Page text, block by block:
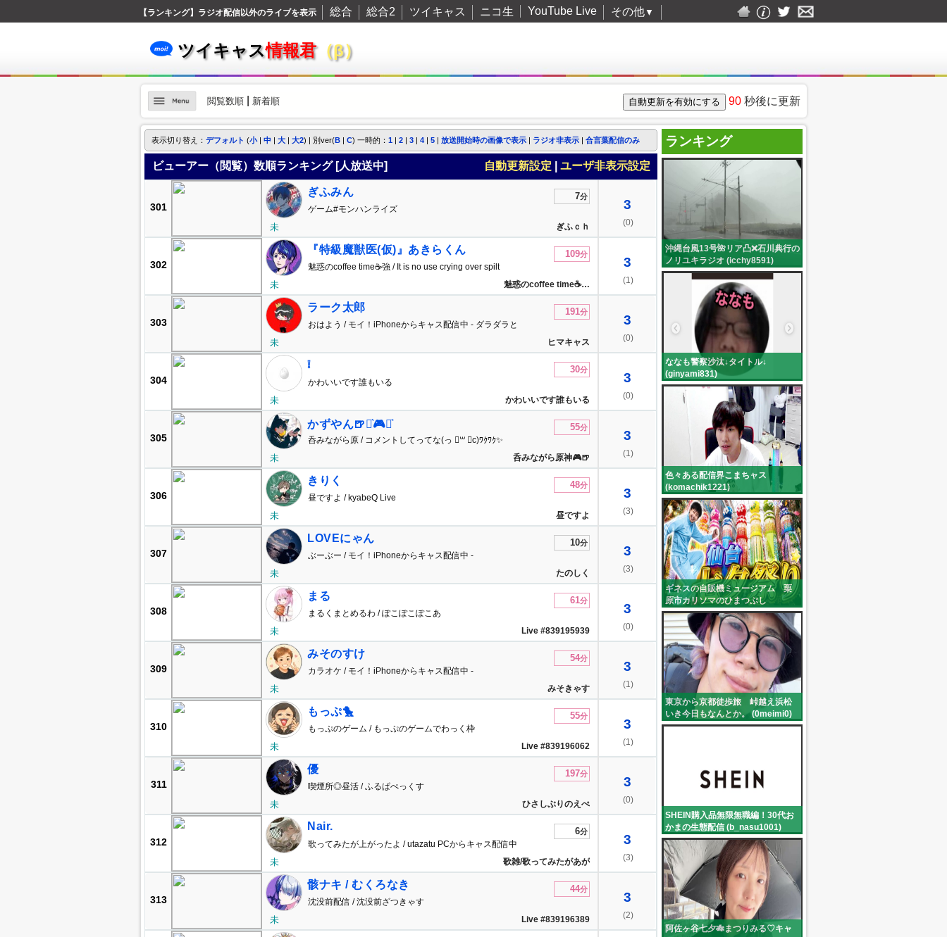
【ランキング】ラジオ配信以外のライブを表示 総合 総合2 ツイキャス ニコ生 YouTube Live その他▼
ツイキャス情報君（β）
閲覧数順| 新着順 90秒後に更新
表示切り替え： デフォルト (小| 中 | 大 | 大2) | 別ver(B | C) 一時的： 1 | 2 | 3 | 4 | 5 | 放送開始時の画像で表示 | ラジオ非表示 | 合言葉配信のみ
ビューアー（閲覧）数順ランキング [人放送中] 自動更新設定 ユーザ非表示設定
301
ぎふｃｈ
ゲーム#モンハンライズ
7分
未
ぎふみん
3
(0)
302
魅惑のcoffee time☕️…
魅惑のcoffee time☕️強 / It is no use crying over spilt
109分
未
『特級魔獣医(仮)』あきらくん
3
(1)
303
ヒマキャス
おはよう / モイ！iPhoneからキャス配信中 - ダラダラと
191分
未
ラーク太郎
3
(0)
304
かわいいです誰もいる
かわいいです誰もいる
30分
未
❕
3
(0)
305
呑みながら原神🎮🍺
呑みながら原 / コメントしてってな(っ ॑꒳ ॑c)ﾜｸﾜｸ✨
55分
未
かずやん🍺⋆͛🎮⋆͛
3
(1)
306
昼ですよ
昼ですよ / kyabeQ Live
48分
未
きりく
3
(3)
307
たのしく
ぶーぶー / モイ！iPhoneからキャス配信中 -
10分
未
LOVEにゃん
3
(3)
308
Live #839195939
まるくまとめるわ / ぽこぽこぽこあ
61分
未
まる
3
(0)
309
みそきゃす
カラオケ / モイ！iPhoneからキャス配信中 -
54分
未
みそのすけ
3
(1)
310
Live #839196062
もっぷのゲーム / もっぷのゲームでわっく枠
55分
未
もっぷ🐤
3
(1)
311
ひさしぶりのえぺ
喫煙所◎昼活 / ふるぱぺっくす
197分
未
優
3
(0)
312
歌雑/歌ってみたがあが
歌ってみたが上がったよ / utazatu PCからキャス配信中
6分
未
Nair.
3
(3)
313
Live #839196389
沈没前配信 / 沈没前ざつきゃす
44分
未
骸ナキ / むくろなき
3
(2)
ランキング
沖縄台風13号🌺リア凸❌石川典行の
ノリユキラジオ (icchy8591)
ななも警察沙汰↓タイトル↓
(ginyami831)
色々ある配信界こまちャス
(komachik1221)
ギネスの自販機ミュージアム 栗
原市カリソマのひまつぶし
(niko_yumepirika)
東京から京都徒歩旅 峠越え浜松
いき今日もなんとか。 (0meimi0)
SHEIN購入品無限無職編！30代お
かまの生態配信 (b_nasu1001)
阿佐ヶ谷七夕🎋まつりみる♡キャ